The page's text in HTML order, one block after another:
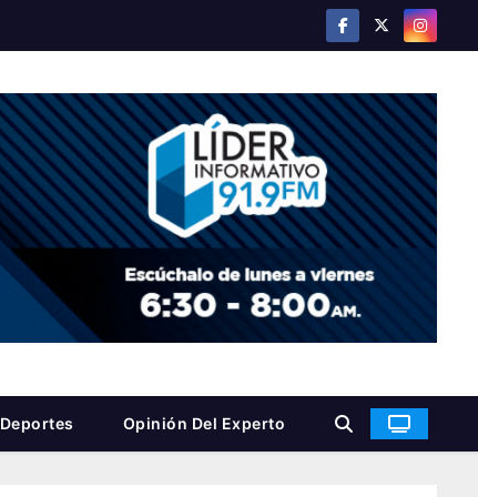
Deportes Opinión Del Experto